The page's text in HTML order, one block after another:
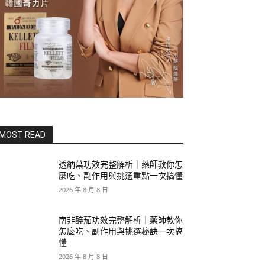
MOST READ
透納葉功效完整解析｜藥師教你怎
麼吃、副作用與挑選重點一次搞懂
2026 年 8 月 8 日
南非醉茄功效完整解析｜藥師教你
怎麼吃、副作用與挑選秘訣一次搞
懂
2026 年 8 月 8 日